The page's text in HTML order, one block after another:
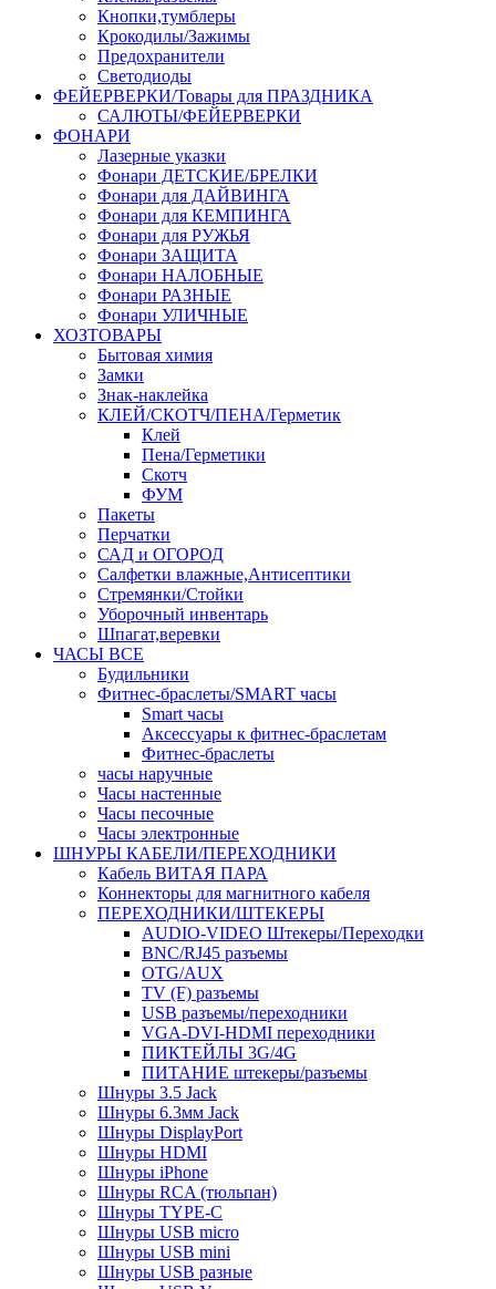
Кнопки,тумблеры
Крокодилы/Зажимы
Предохранители
Светодиоды
ФЕЙЕРВЕРКИ/Товары для ПРАЗДНИКА
САЛЮТЫ/ФЕЙЕРВЕРКИ
ФОНАРИ
Лазерные указки
Фонари ДЕТСКИЕ/БРЕЛКИ
Фонари для ДАЙВИНГА
Фонари для КЕМПИНГА
Фонари для РУЖЬЯ
Фонари ЗАЩИТА
Фонари НАЛОБНЫЕ
Фонари РАЗНЫЕ
Фонари УЛИЧНЫЕ
ХОЗТОВАРЫ
Бытовая химия
Замки
Знак-наклейка
КЛЕЙ/СКОТЧ/ПЕНА/Герметик
Клей
Пена/Герметики
Скотч
ФУМ
Пакеты
Перчатки
САД и ОГОРОД
Салфетки влажные,Антисептики
Стремянки/Стойки
Уборочный инвентарь
Шпагат,веревки
ЧАСЫ ВСЕ
Будильники
Фитнес-браслеты/SMART часы
Smart часы
Аксессуары к фитнес-браслетам
Фитнес-браслеты
часы наручные
Часы настенные
Часы песочные
Часы электронные
ШНУРЫ КАБЕЛИ/ПЕРЕХОДНИКИ
Кабель ВИТАЯ ПАРА
Коннекторы для магнитного кабеля
ПЕРЕХОДНИКИ/ШТЕКЕРЫ
AUDIO-VIDEO Штекеры/Переходки
BNC/RJ45 разъемы
OTG/AUX
TV (F) разъемы
USB разъемы/переходники
VGA-DVI-HDMI переходники
ПИКТЕЙЛЫ 3G/4G
ПИТАНИЕ штекеры/разъемы
Шнуры 3.5 Jack
Шнуры 6.3мм Jack
Шнуры DisplayPort
Шнуры HDMI
Шнуры iPhone
Шнуры RCA (тюльпан)
Шнуры TYPE-C
Шнуры USB micro
Шнуры USB mini
Шнуры USB разные